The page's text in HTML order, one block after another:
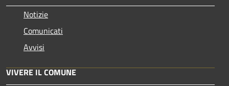
Notizie
Comunicati
Avvisi
VIVERE IL COMUNE